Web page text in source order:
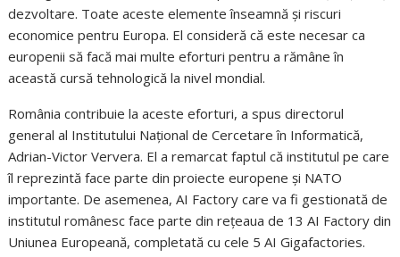
dezvoltare. Toate aceste elemente înseamnă și riscuri
economice pentru Europa. El consideră că este necesar ca
europenii să facă mai multe eforturi pentru a rămâne în
această cursă tehnologică la nivel mondial.
România contribuie la aceste eforturi, a spus directorul
general al Institutului Național de Cercetare în Informatică,
Adrian-Victor Ververa. El a remarcat faptul că institutul pe care
îl reprezintă face parte din proiecte europene și NATO
importante. De asemenea, AI Factory care va fi gestionată de
institutul românesc face parte din rețeaua de 13 AI Factory din
Uniunea Europeană, completată cu cele 5 AI Gigafactories.